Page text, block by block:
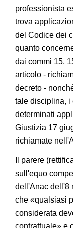
professionista
trova
del Codice dei
quanto
dai commi 15,
articolo -
decreto -
tale disciplina, i
determinati
Giustizia 17
richiamate
Il parere
sull'equo
dell'Anac dell'8
che «qualsiasi
considerata
contrattuale» e